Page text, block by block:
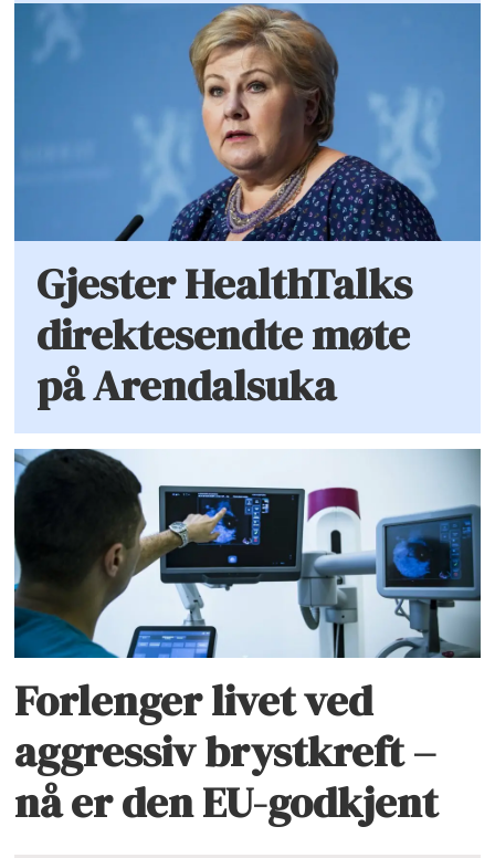
Gjester HealthTalks
direktesendte møte
på Arendalsuka
Forlenger livet ved
aggressiv brystkreft –
nå er den EU-godkjent